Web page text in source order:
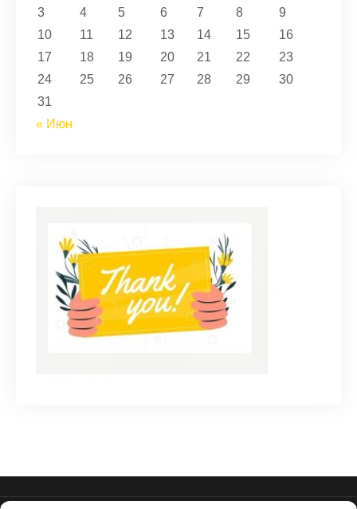
3
4 5 6 7 8
9
10
11 12 13 14 15
16
17
18 19 20 21 22
23
24
25 26 27 28 29
30
31
« Июн